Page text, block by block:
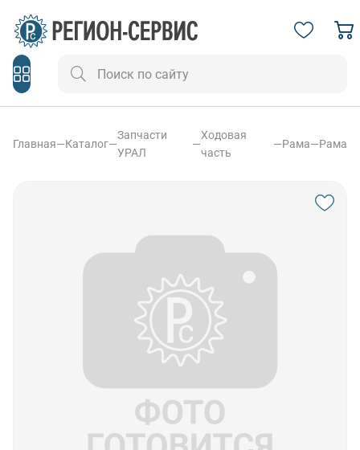
Главная—Каталог—
Запчасти
УРАЛ
—
Ходовая
часть
—Рама—Рама